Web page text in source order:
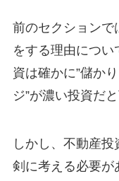
前のセクションで
をする理由につ
資は確かに”儲か
ジ”が濃い投資だ
しかし、不動産
剣に考える必要が